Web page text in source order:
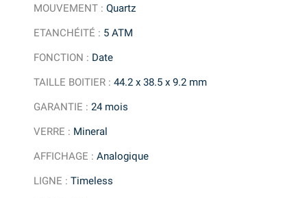
MOUVEMENT :Quartz
ETANCHÉITÉ : 5 ATM
FONCTION : Date
TAILLE BOITIER :44.2 x 38.5 x 9.2 mm
GARANTIE :24 mois
VERRE : Mineral
AFFICHAGE :Analogique
LIGNE :Timeless